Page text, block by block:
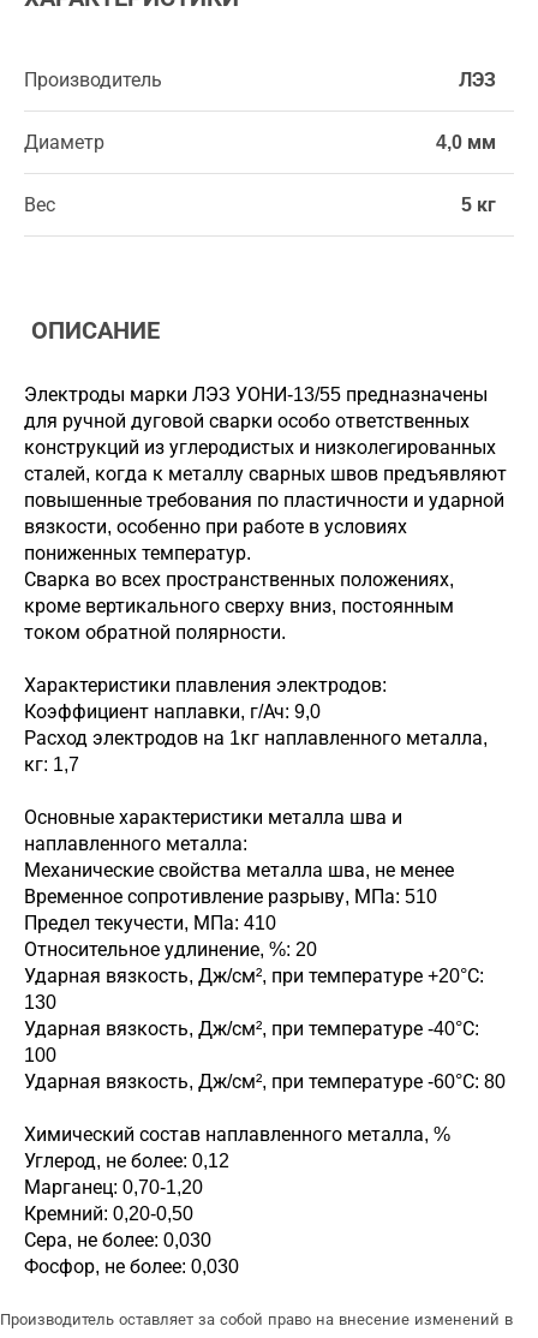
Производитель ЛЭЗ
Диаметр 4,0 мм
Вес 5 кг
ОПИСАНИЕ
Электроды марки ЛЭЗ УОНИ-13/55 предназначены
для ручной дуговой сварки особо ответственных
конструкций из углеродистых и низколегированных
сталей, когда к металлу сварных швов предъявляют
повышенные требования по пластичности и ударной
вязкости, особенно при работе в условиях
пониженных температур.
Сварка во всех пространственных положениях,
кроме вертикального сверху вниз, постоянным
током обратной полярности.
Характеристики плавления электродов:
Коэффициент наплавки, г/Ач: 9,0
Расход электродов на 1кг наплавленного металла,
кг: 1,7
Основные характеристики металла шва и
наплавленного металла:
Механические свойства металла шва, не менее
Временное сопротивление разрыву, МПа: 510
Предел текучести, МПа: 410
Относительное удлинение, %: 20
Ударная вязкость, Дж/см², при температуре +20°С:
130
Ударная вязкость, Дж/см², при температуре -40°С:
100
Ударная вязкость, Дж/см², при температуре -60°С: 80
Химический состав наплавленного металла, %
Углерод, не более: 0,12
Марганец: 0,70-1,20
Кремний: 0,20-0,50
Сера, не более: 0,030
Фосфор, не более: 0,030
Производитель оставляет за собой право на внесение изменений в